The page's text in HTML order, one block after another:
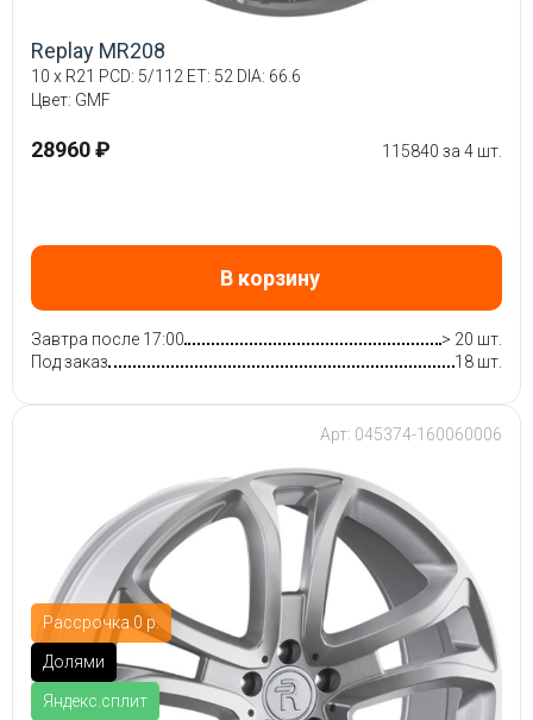
Replay MR208
10 x R21 PCD: 5/112 ET: 52 DIA: 66.6
Цвет: GMF
28960 ₽ 115840 за 4 шт.
В корзину
Завтра после 17:00
> 20 шт.
Под заказ
18 шт.
Рассрочка 0 р.
Долями
Яндекс.сплит
Арт: 045374-160060006